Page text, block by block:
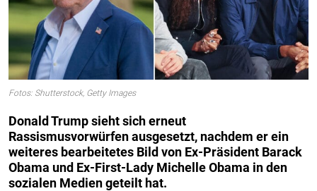
Fotos: Shutterstock, Getty Images
Donald Trump sieht sich erneut
Rassismusvorwürfen ausgesetzt, nachdem er ein
weiteres bearbeitetes Bild von Ex-Präsident Barack
Obama und Ex-First-Lady Michelle Obama in den
sozialen Medien geteilt hat.